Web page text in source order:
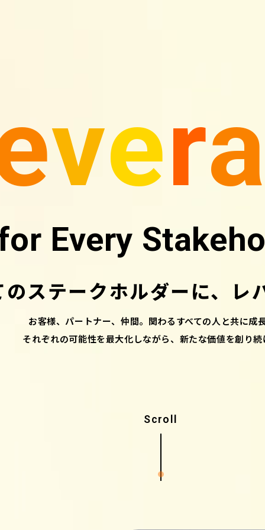
ver
Every
ステークホルダーに、 レ
お客様、パートナー、仲間。関わるすべての人と共に
それぞれの可能性を最大化しながら、新たな価値を創り
Scroll